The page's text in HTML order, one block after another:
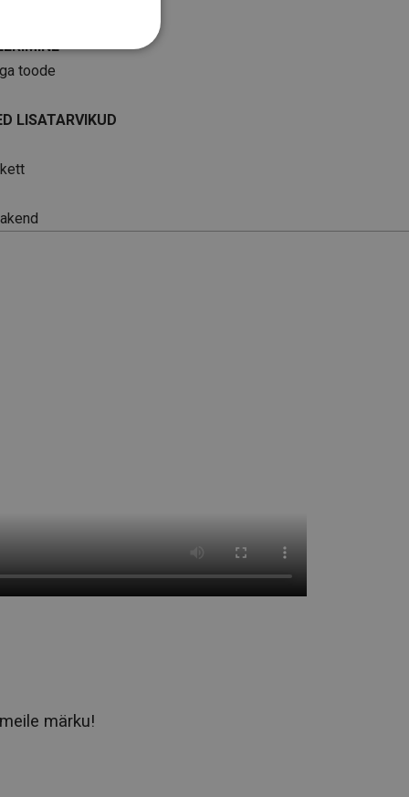
toode
LISATARVIKUD
märku!